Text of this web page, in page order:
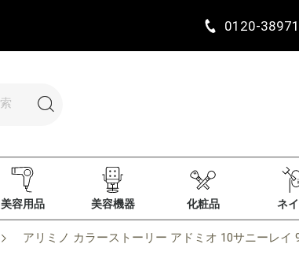
0120-
美容用品 美容機器 化粧品 ネ
アリミノ カラーストーリー アドミオ 10サニーレイ